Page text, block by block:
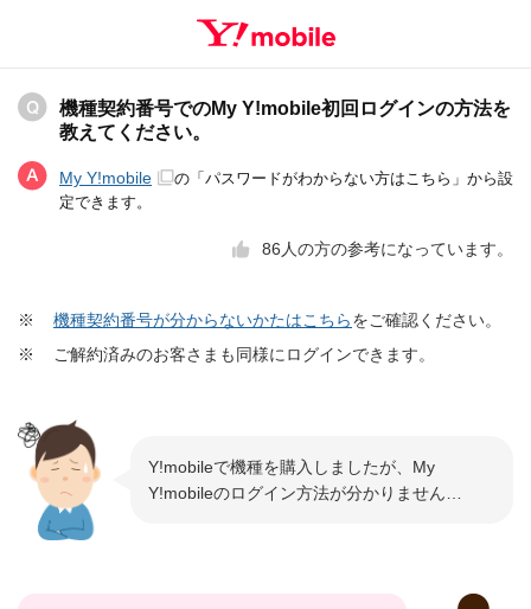
機種契約番号でのMy Y!mobile初回ログインの方法を
教えてください。
My Y!mobile
の「パスワードがわからない方はこちら」から設
定できます。
86 人の方の参考になっています。
※ 機種契約番号が分からないかたはこちらをご確認ください。
※
ご解約済みのお客さまも同様にログインできます。
Y!mobileで機種を購入しましたが、My
Y!mobileのログイン方法が分かりません…